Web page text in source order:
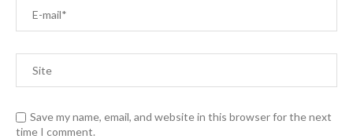
Save my name, email, and website in this browser for the next
time I comment.